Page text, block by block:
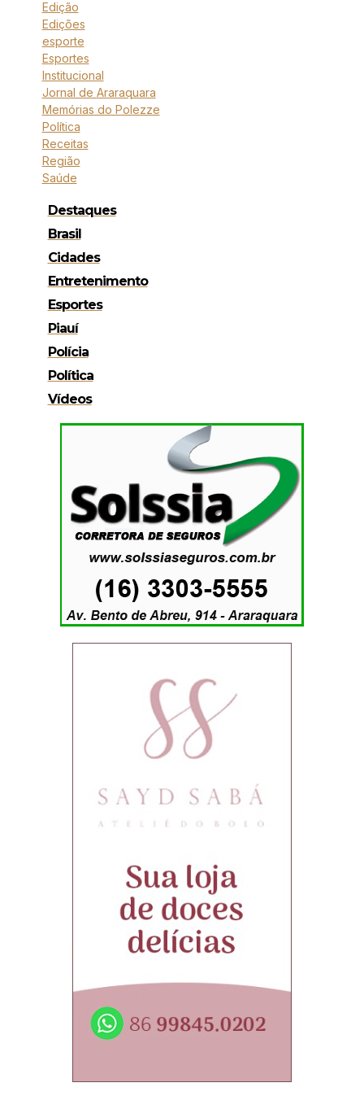
Edição
Edições
esporte
Esportes
Institucional
Jornal de Araraquara
Memórias do Polezze
Política
Receitas
Região
Saúde
Destaques
Brasil
Cidades
Entretenimento
Esportes
Piauí
Polícia
Política
Vídeos